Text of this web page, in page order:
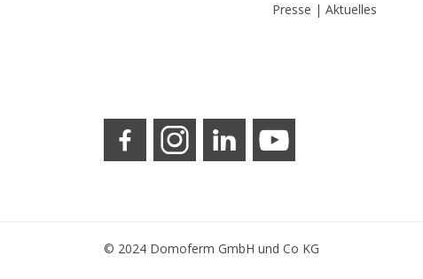
Presse | Aktuelles
© 2024 Domoferm GmbH und Co KG